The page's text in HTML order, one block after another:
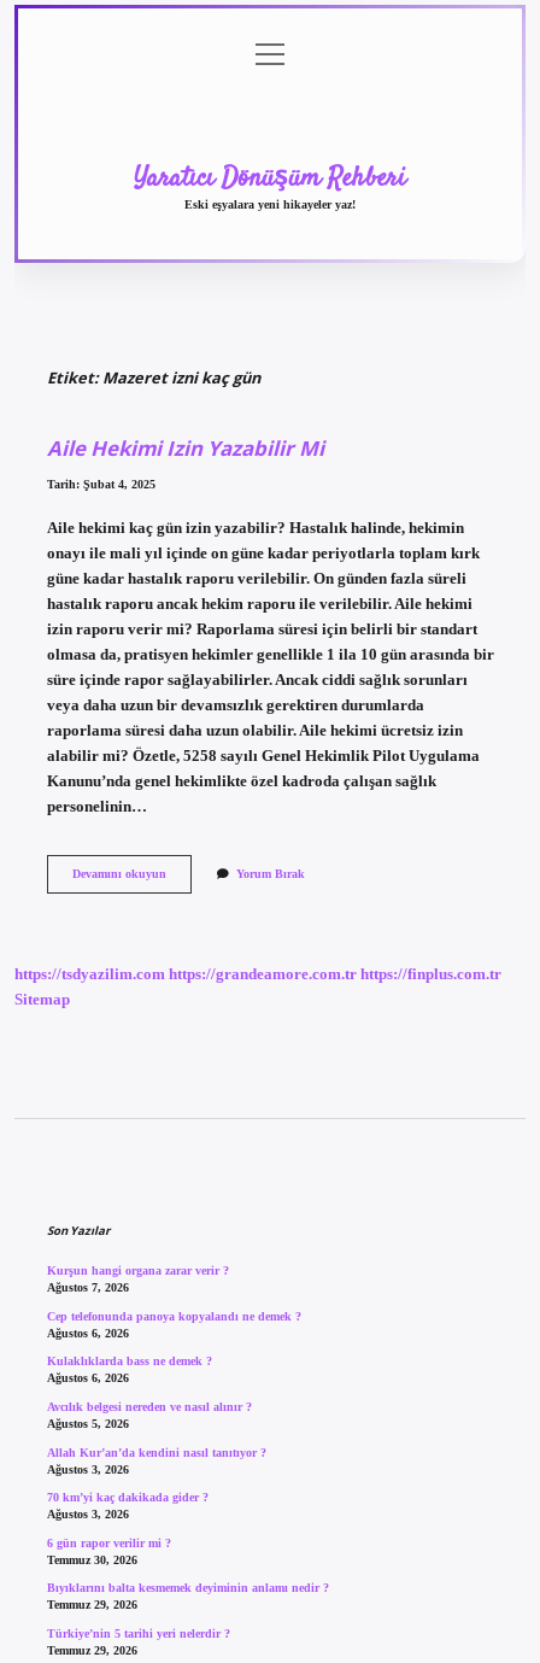
menüyü
aç
Yaratıcı Dönüşüm Rehberi
Eski eşyalara yeni hikayeler yaz!
Etiket:Mazeret izni kaç gün
Aile Hekimi Izin Yazabilir Mi
Tarih: Şubat 4, 2025
Aile hekimi kaç gün izin yazabilir? Hastalık halinde, hekimin
onayı ile mali yıl içinde on güne kadar periyotlarla toplam kırk
güne kadar hastalık raporu verilebilir. On günden fazla süreli
hastalık raporu ancak hekim raporu ile verilebilir. Aile hekimi
izin raporu verir mi? Raporlama süresi için belirli bir standart
olmasa da, pratisyen hekimler genellikle 1 ila 10 gün arasında bir
süre içinde rapor sağlayabilirler. Ancak ciddi sağlık sorunları
veya daha uzun bir devamsızlık gerektiren durumlarda
raporlama süresi daha uzun olabilir. Aile hekimi ücretsiz izin
alabilir mi? Özetle, 5258 sayılı Genel Hekimlik Pilot Uygulama
Kanunu’nda genel hekimlikte özel kadroda çalışan sağlık
personelinin…
Devamını okuyunAile
Yorum Bırak
https://tsdyazilim.com https://grandeamore.com.tr https://finplus.com.tr
Sitemap
Son Yazılar
Kurşun hangi organa zarar verir ?
Ağustos 7, 2026
Cep telefonunda panoya kopyalandı ne demek ?
Ağustos 6, 2026
Kulaklıklarda bass ne demek ?
Ağustos 6, 2026
Avcılık belgesi nereden ve nasıl alınır ?
Ağustos 5, 2026
Allah Kur’an’da kendini nasıl tanıtıyor ?
Ağustos 3, 2026
70 km’yi kaç dakikada gider ?
Ağustos 3, 2026
6 gün rapor verilir mi ?
Temmuz 30, 2026
Bıyıklarını balta kesmemek deyiminin anlamı nedir ?
Temmuz 29, 2026
Türkiye’nin 5 tarihi yeri nelerdir ?
Temmuz 29, 2026